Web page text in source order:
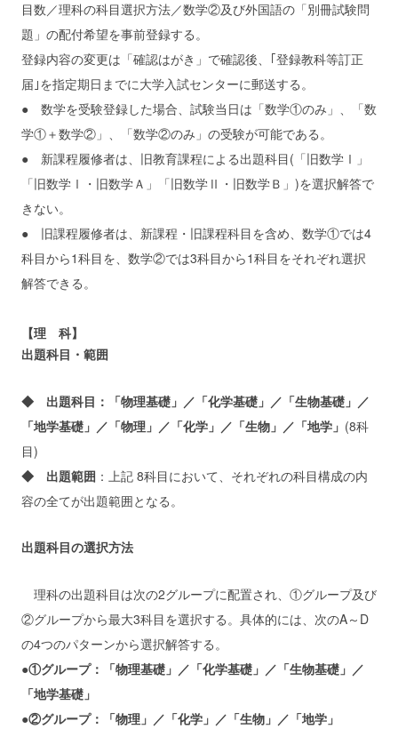
目数／理科の科目選択方法／数学②及び外国語の「別冊試験問
題」の配付希望を事前登録する。
登録内容の変更は「確認はがき」で確認後、｢登録教科等訂正
届｣を指定期日までに大学入試センターに郵送する。
● 数学を受験登録した場合、試験当日は「数学①のみ」、「数
学①＋数学②」、「数学②のみ」の受験が可能である。
● 新課程履修者は、旧教育課程による出題科目(「旧数学Ⅰ」
「旧数学Ⅰ・旧数学Ａ」「旧数学Ⅱ・旧数学Ｂ」)を選択解答で
きない。
● 旧課程履修者は、新課程・旧課程科目を含め、数学①では4
科目から1科目を、数学②では3科目から1科目をそれぞれ選択
解答できる。
【理 科】
出題科目・範囲
◆ 出題科目：「物理基礎」／「化学基礎」／「生物基礎」／
「地学基礎」／「物理」／「化学」／「生物」／「地学」 (8科
目)
◆ 出題範囲 ：上記 8科目において、それぞれの科目構成の内
容の全てが出題範囲となる。
出題科目の選択方法
理科の出題科目は次の2グループに配置され、①グループ及び
②グループから最大3科目を選択する。具体的には、次のA～D
の4つのパターンから選択解答する。
●①グループ：「物理基礎」／「化学基礎」／「生物基礎」／
「地学基礎」
●②グループ：「物理」／「化学」／「生物」／「地学」